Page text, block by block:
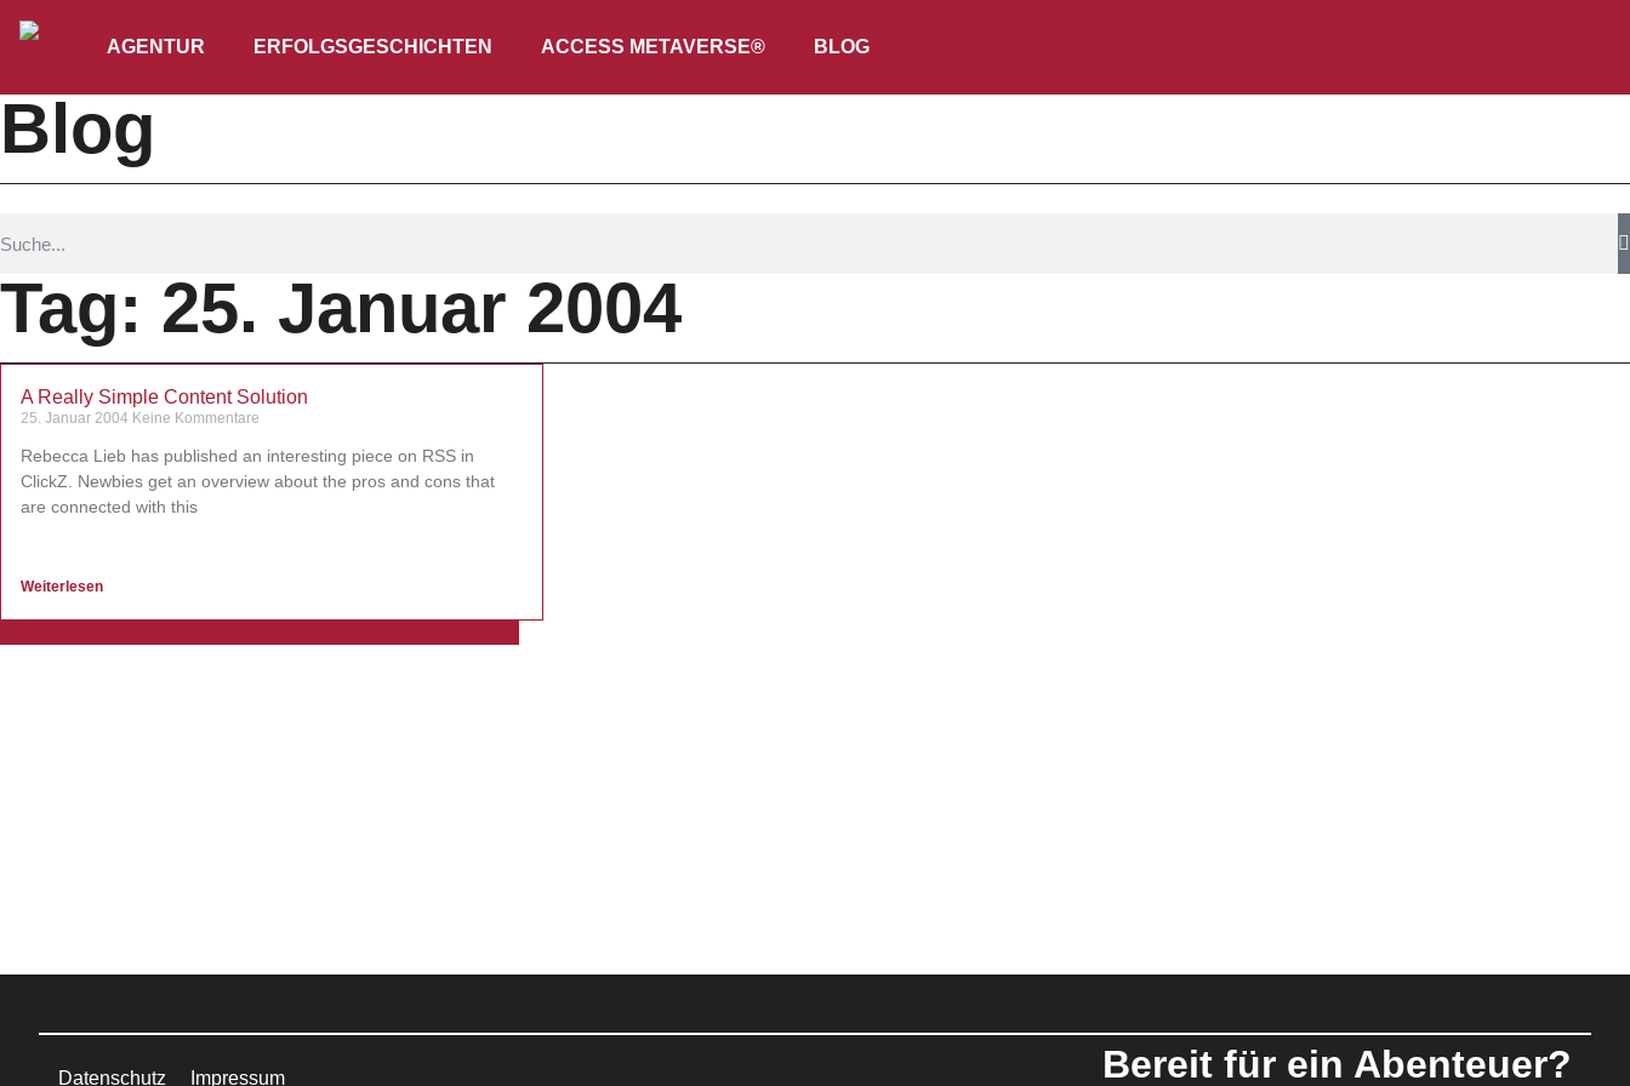
AGENTUR ERFOLGSGESCHICHTEN ACCESS METAVERSE® BLOG
Blog
Tag: 25. Januar 2004
A Really Simple Content Solution
25. Januar 2004 Keine Kommentare
Rebecca Lieb has published an interesting piece on RSS in
ClickZ. Newbies get an overview about the pros and cons that
are connected with this
Weiterlesen
Datenschutz Impressum Bereit für ein Abenteuer?